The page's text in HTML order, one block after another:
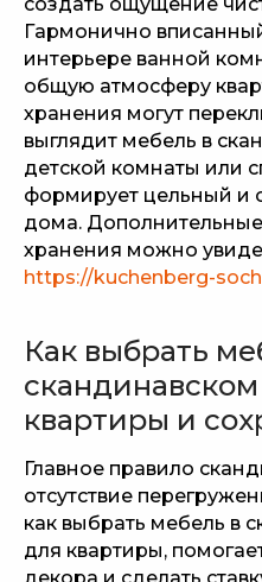
Гармонично
интерьере ванной
общую атмосферу
хранения могут
выглядит мебель в
детской комнаты или
формирует цельный и
дома.
хранения можно
https://kuchenberg-
Как выбрать
квартиры и
Главное правило
отсутствие
как выбрать мебель в
для квартиры,
КОНТАКТЫ: